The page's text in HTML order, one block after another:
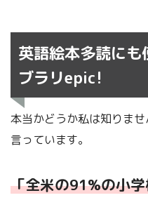
英語絵本多読に
ブラリepic!
本当かどうか私は知りま
言っています。
「全米の91%の小